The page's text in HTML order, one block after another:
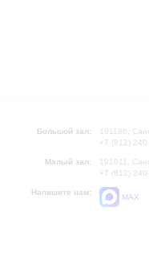
Большой зал:
191186,
+7 (812)
Малый зал:
191011,
+7 (812)
Напишите нам:
MAX